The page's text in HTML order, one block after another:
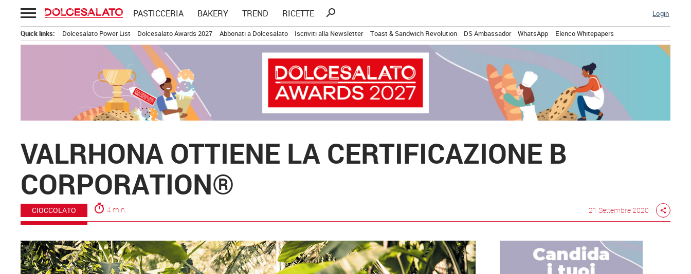
Passa
al
contenuto
PASTICCERIA BAKERY TREND RICETTE
Ricerca
search Login
Quick links: Dolcesalato Power List Dolcesalato Awards 2027 Abbonati a Dolcesalato Iscriviti alla Newsletter Toast & Sandwich Revolution DS Ambassador WhatsApp Elenco Whitepapers
VALRHONA OTTIENE LA CERTIFICAZIONE B
CORPORATION®
CIOCCOLATO timer 4 min. 21 Settembre 2020 share